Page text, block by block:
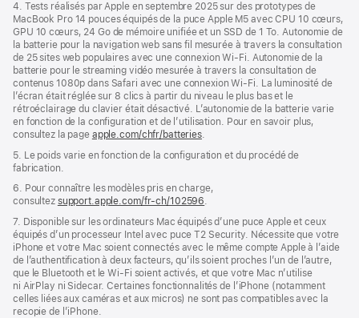
4. Tests réalisés par Apple en septembre 2025 sur des prototypes de
MacBook Pro 14 pouces équipés de la puce Apple M5 avec CPU 10 cœurs,
GPU 10 cœurs, 24 Go de mémoire unifiée et un SSD de 1 To. Autonomie de
la batterie pour la navigation web sans fil mesurée à travers la consultation
de 25 sites web populaires avec une connexion Wi-Fi. Autonomie de la
batterie pour le streaming vidéo mesurée à travers la consultation de
contenus 1080p dans Safari avec une connexion Wi-Fi. La luminosité de
l’écran était réglée sur 8 clics à partir du niveau le plus bas et le
rétroéclairage du clavier était désactivé. L’autonomie de la batterie varie
en fonction de la configuration et de l’utilisation. Pour en savoir plus,
consultez la page apple.com/chfr/batteries.
5. Le poids varie en fonction de la configuration et du procédé de
fabrication.
6. Pour connaître les modèles pris en charge,
consultez support.apple.com/fr-ch/102596.
7. Disponible sur les ordinateurs Mac équipés d’une puce Apple et ceux
équipés d’un processeur Intel avec puce T2 Security. Nécessite que votre
iPhone et votre Mac soient connectés avec le même compte Apple à l’aide
de l’authentification à deux facteurs, qu’ils soient proches l’un de l’autre,
que le Bluetooth et le Wi-Fi soient activés, et que votre Mac n’utilise
ni AirPlay ni Sidecar. Certaines fonctionnalités de l’iPhone (notamment
celles liées aux caméras et aux micros) ne sont pas compatibles avec la
recopie de l’iPhone.